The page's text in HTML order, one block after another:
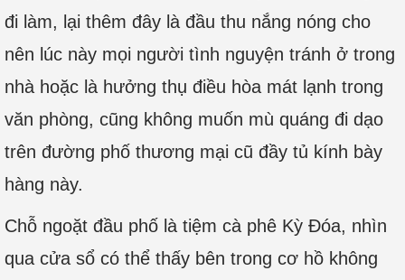
đi làm, lại thêm đây là đầu thu nắng nóng cho
nên lúc này mọi người tình nguyện tránh ở trong
nhà hoặc là hưởng thụ điều hòa mát lạnh trong
văn phòng, cũng không muốn mù quáng đi dạo
trên đường phố thương mại cũ đầy tủ kính bày
hàng này.
Chỗ ngoặt đầu phố là tiệm cà phê Kỳ Đóa, nhìn
qua cửa sổ có thể thấy bên trong cơ hồ không